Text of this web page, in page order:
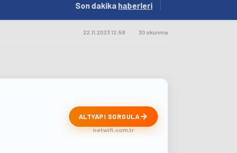
15:41 / Test
Son dakika haberleri
22.11.2023 12:58 30 okunma
ALTYAPI SORGULA
netwifi.com.tr